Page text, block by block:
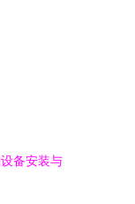
备安装与